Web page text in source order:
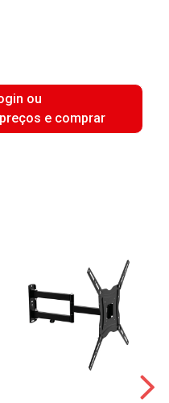
ou
e comprar